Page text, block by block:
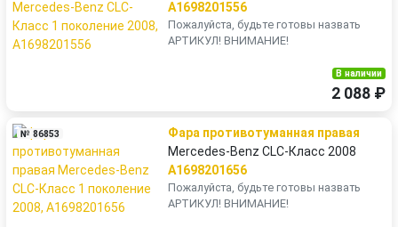
A1698201556
Пожалуйста, будьте готовы назвать
АРТИКУЛ! ВНИМАНИЕ!
В наличии
2 088 ₽
№ 86853
Фара противотуманная правая
Mercedes-Benz CLC-Класс 2008
A1698201656
Пожалуйста, будьте готовы назвать
АРТИКУЛ! ВНИМАНИЕ!